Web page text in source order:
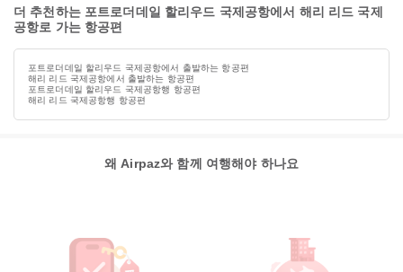
더 추천하는 포트로더데일 할리우드 국제공항에서 해리 리드 국제
공항로 가는 항공편
포트로더데일 할리우드 국제공항에서 출발하는 항공편
해리 리드 국제공항에서 출발하는 항공편
포트로더데일 할리우드 국제공항행 항공편
해리 리드 국제공항행 항공편
왜 Airpaz와 함께 여행해야 하나요